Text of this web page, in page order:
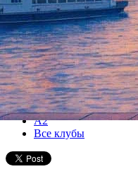
04 июня 2014, среда,20.00
Версия для печати
Все концерты
А2
Все клубы